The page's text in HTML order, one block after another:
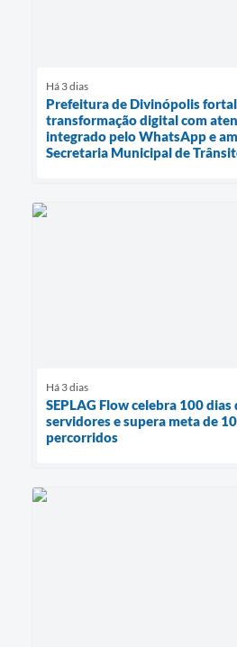
Há 3 dias
Prefeitura de Divinópolis
transformação digital com
integrado pelo WhatsApp e
Secretaria Municipal de
Há 3 dias
SEPLAG Flow celebra 100 dias
servidores e supera meta de
percorridos